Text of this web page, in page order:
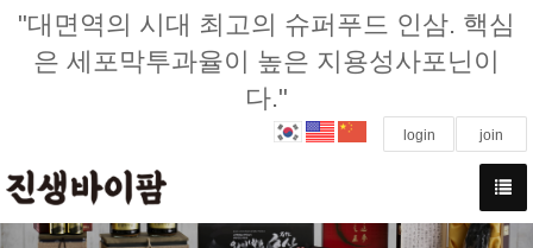
"대면역의 시대 최고의 슈퍼푸드 인삼. 핵심
은 세포막투과율이 높은 지용성사포닌이
다."
login join